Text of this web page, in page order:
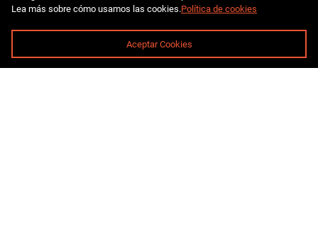
Lea más sobre cómo usamos las cookies.Política de cookies
Aceptar Cookies